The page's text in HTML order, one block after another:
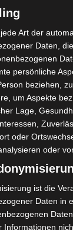
Umbau
von
stoppt 166
Open Air 2026:
Zscaler
für Europa
Art der
Daten,
persönliche
beziehen,
um Aspekte
Lage,
oder
oder
ist die
Daten in
Informationen